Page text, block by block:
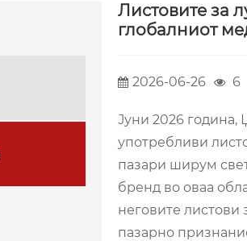
Листовите за
глобалниот
2026-06-26 6
Јуни 2026 година,
употребливи
пазари ширум
бренд во оваа
неговите листови
пазарно